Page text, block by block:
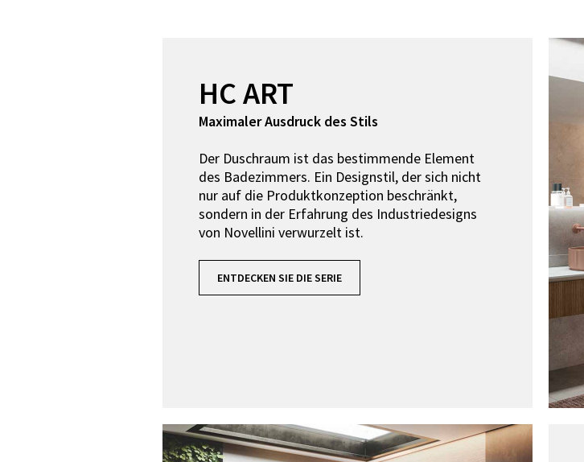
HC ART
Maximaler Ausdruck des Stils
Der Duschraum ist das bestimmende Element
des Badezimmers. Ein Designstil, der sich nicht
nur auf die Produktkonzeption beschränkt,
sondern in der Erfahrung des Industriedesigns
von Novellini verwurzelt ist.
ENTDECKEN SIE DIE SERIE